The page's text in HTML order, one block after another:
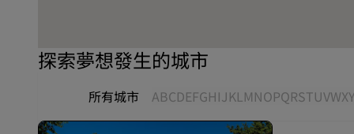
探索夢想發生的城市
所有城市 ABCDEFGHIJKLMNOPQRSTUVWX